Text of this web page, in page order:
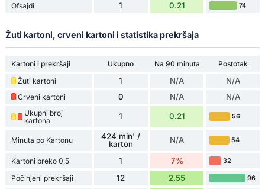
Ofsajdi 1 0.21 74
Žuti kartoni, crveni kartoni i statistika prekršaja
Kartoni i prekršaji Ukupno Na 90 minuta
Postotak
Žuti kartoni
1 N/A N/A
Crveni kartoni 0 N/A N/A
Ukupni broj
kartona
1 0.21 56
Minuta po Kartonu
424 min' /
karton
N/A 54
Kartoni preko 0,5 1 7% 32
Počinjeni prekršaji 12 2.55 96